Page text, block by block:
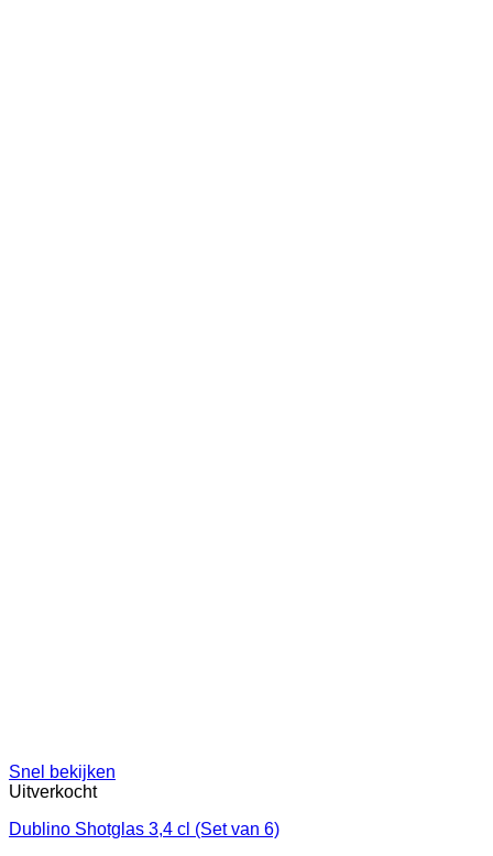
Snel bekijken
Uitverkocht
Dublino Shotglas 3,4 cl (Set van 6)